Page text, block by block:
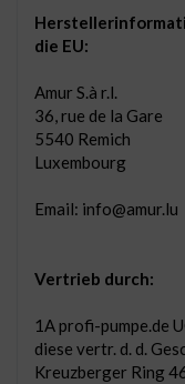
die EU:
Amur S.à r.l.
36, rue de la Gare
5540 Remich
Luxembourg
Email: info@amur.lu
Vertrieb durch:
1A profi-pumpe.de
diese vertr. d. d.
Kreuzberger Ring